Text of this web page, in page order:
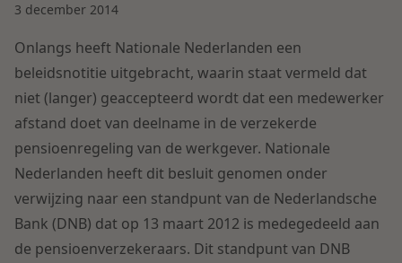
IE & Innovatie
Herstructurering & Insolventie
Energie
Zorg & Sociaal domein
Lees meer
Dichtbij de kansen en uitdagingen in de
woningbouw
Internationale partners
Nieuws
Werken bij
Contact
Nederlands
3 december 2014
Onlangs heeft Nationale Nederlanden een
beleidsnotitie uitgebracht, waarin staat vermeld dat
niet (langer) geaccepteerd wordt dat een medewerker
afstand doet van deelname in de verzekerde
pensioenregeling van de werkgever. Nationale
Nederlanden heeft dit besluit genomen onder
verwijzing naar een standpunt van de Nederlandsche
Bank (DNB) dat op 13 maart 2012 is medegedeeld aan
de pensioenverzekeraars. Dit standpunt van DNB